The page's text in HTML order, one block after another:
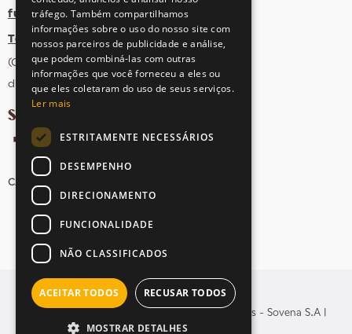
fula@sovena.pt
Tel: +351 21 412 93 36
(Chamada para rede fixa nacional;
dias úteis das 10h às 17h)
SIGA-NOS NAS REDES SOCIAIS
CANDIDATURAS
© Copyright 2026 . Todos os direitos reservados - Sovena S.A |
tráfego. Também compartilhamos
informações sobre o uso do nosso site com
nossos parceiros de publicidade e análise,
que podem combiná-las com outras
informações que você forneceu a eles ou
que eles coletaram do uso de seus serviços.
Ler mais
ESTRITAMENTE NECESSÁRIOS
DESEMPENHO
DIRECIONAMENTO
FUNCIONALIDADE
NÃO CLASSIFICADOS
ACEITAR TODOS RECUSAR TODOS
MOSTRAR DETALHES